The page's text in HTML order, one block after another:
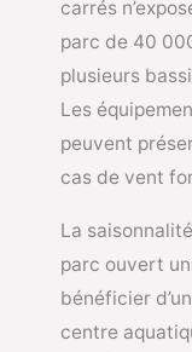
carrés
parc de 40
plusieurs
Les
peuvent
cas de vent
La
parc ouvert
bénéficier
centre